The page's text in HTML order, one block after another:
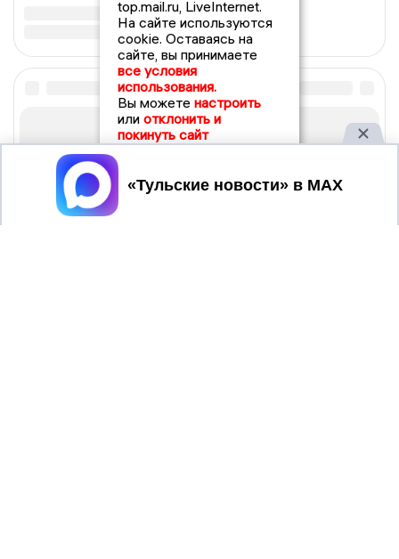
top.mail.ru, LiveInternet.
На сайте используются
cookie. Оставаясь на
сайте, вы принимаете
все условия
использования.
Вы можете настроить
или отклонить и
покинуть сайт
Принять